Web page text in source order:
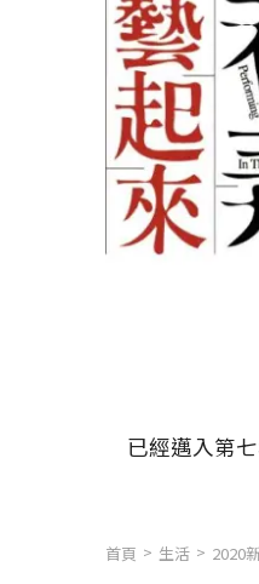
已經邁入第
首頁 生活 2020